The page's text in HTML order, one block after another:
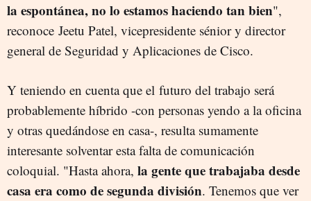
la espontánea, no lo estamos haciendo tan bien",
reconoce Jeetu Patel, vicepresidente sénior y director
general de Seguridad y Aplicaciones de Cisco.
Y teniendo en cuenta que el futuro del trabajo será
probablemente híbrido -con personas yendo a la oficina
y otras quedándose en casa-, resulta sumamente
interesante solventar esta falta de comunicación
coloquial. "Hasta ahora, la gente que trabajaba desde
casa era como de segunda división. Tenemos que ver